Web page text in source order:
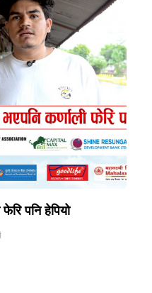
पनि हेपियो